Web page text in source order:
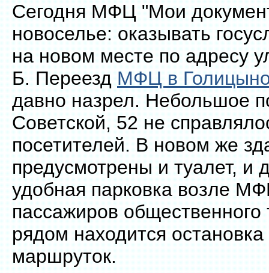
Сегодня МФЦ "Мои
новоселье: оказывать
на новом месте по адресу
Б. ПереездМФЦ в
давно назрел. Небольшое
Советской, 52 не
посетителей. В новом же
предусмотрены и туалет, и
удобная парковка возле
пассажиров общественного
рядом находится остановка
маршруток.